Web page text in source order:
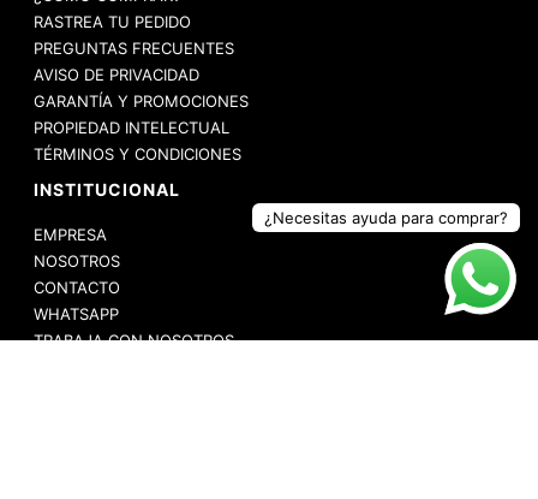
¿Necesitas ayuda para comprar?
RASTREA TU PEDIDO
PREGUNTAS FRECUENTES
AVISO DE PRIVACIDAD
GARANTÍA Y PROMOCIONES
PROPIEDAD INTELECTUAL
TÉRMINOS Y CONDICIONES
INSTITUCIONAL
EMPRESA
NOSOTROS
CONTACTO
WHATSAPP
TRABAJA CON NOSOTROS